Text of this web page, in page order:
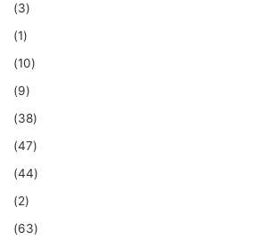
(3)
(1)
(10)
(9)
(38)
(47)
(44)
(2)
(63)